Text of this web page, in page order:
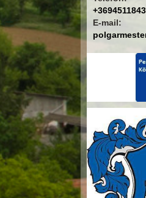
+3694511843
E-mail: